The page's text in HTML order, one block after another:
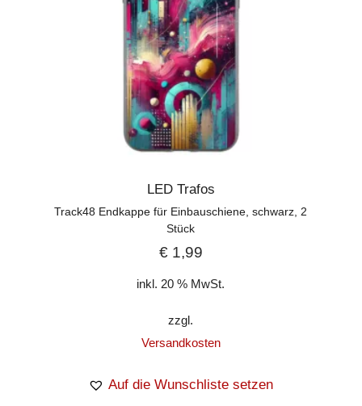
LED Trafos
Track48 Endkappe für Einbauschiene, schwarz, 2
Stück
€1,99
inkl. 20 % MwSt.
zzgl.
Versandkosten
Auf die Wunschliste setzen